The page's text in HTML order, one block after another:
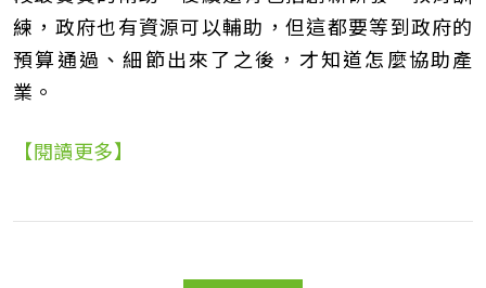
練，政府也有資源可以輔助，但這都要等到政府的
預算通過、細節出來了之後，才知道怎麼協助產
業。
【閱讀更多】